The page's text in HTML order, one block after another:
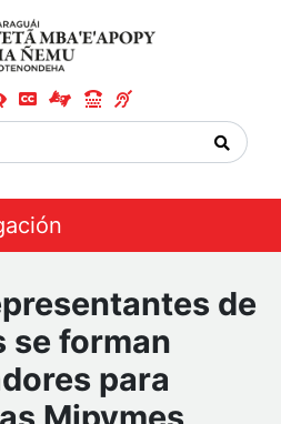
de
se forman
para